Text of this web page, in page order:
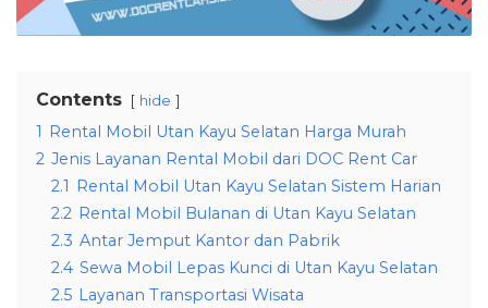
Contents hide
1 Rental Mobil Utan Kayu Selatan Harga Murah
2 Jenis Layanan Rental Mobil dari DOC Rent Car
2.1 Rental Mobil Utan Kayu Selatan Sistem Harian
2.2 Rental Mobil Bulanan di Utan Kayu Selatan
2.3 Antar Jemput Kantor dan Pabrik
2.4 Sewa Mobil Lepas Kunci di Utan Kayu Selatan
2.5 Layanan Transportasi Wisata